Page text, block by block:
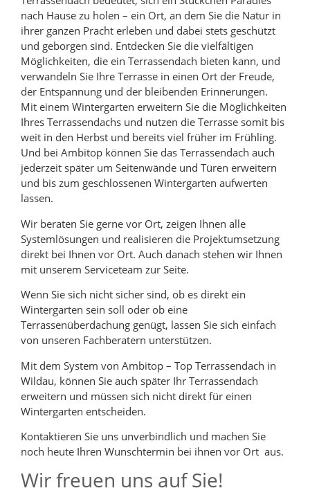
nach Hause zu holen – ein Ort, an dem Sie die Natur in
ihrer ganzen Pracht erleben und dabei stets geschützt
und geborgen sind. Entdecken Sie die vielfältigen
Möglichkeiten, die ein Terrassendach bieten kann, und
verwandeln Sie Ihre Terrasse in einen Ort der Freude,
der Entspannung und der bleibenden Erinnerungen.
Mit einem Wintergarten erweitern Sie die Möglichkeiten
Ihres Terrassendachs und nutzen die Terrasse somit bis
weit in den Herbst und bereits viel früher im Frühling.
Und bei Ambitop können Sie das Terrassendach auch
jederzeit später um Seitenwände und Türen erweitern
und bis zum geschlossenen Wintergarten aufwerten
lassen.
Wir beraten Sie gerne vor Ort, zeigen Ihnen alle
Systemlösungen und realisieren die Projektumsetzung
direkt bei Ihnen vor Ort. Auch danach stehen wir Ihnen
mit unserem Serviceteam zur Seite.
Wenn Sie sich nicht sicher sind, ob es direkt ein
Wintergarten sein soll oder ob eine
Terrassenüberdachung genügt, lassen Sie sich einfach
von unseren Fachberatern unterstützen.
Mit dem System von Ambitop – Top Terrassendach in
Wildau, können Sie auch später Ihr Terrassendach
erweitern und müssen sich nicht direkt für einen
Wintergarten entscheiden.
Kontaktieren Sie uns unverbindlich und machen Sie
noch heute Ihren Wunschtermin bei ihnen vor Ort aus.
Wir freuen uns auf Sie!